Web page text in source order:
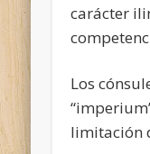
carácter
Los
limitación